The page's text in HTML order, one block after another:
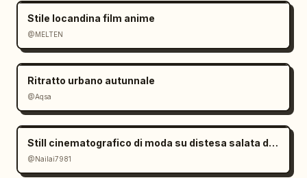
Stile locandina film anime
@MELTEN
Ritratto urbano autunnale
@Aqsa
Still cinematografico di moda su distesa salata dall'atmosfera malinconica
@Nailai7981